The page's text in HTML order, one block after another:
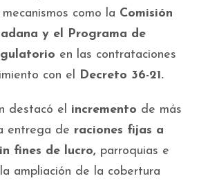
como la Comisión
y el Programa de
en las contrataciones
con el Decreto 36-21.
destacó el incremento de más
entrega de raciones fijas a
fines de lucro, parroquias e
ampliación de la cobertura